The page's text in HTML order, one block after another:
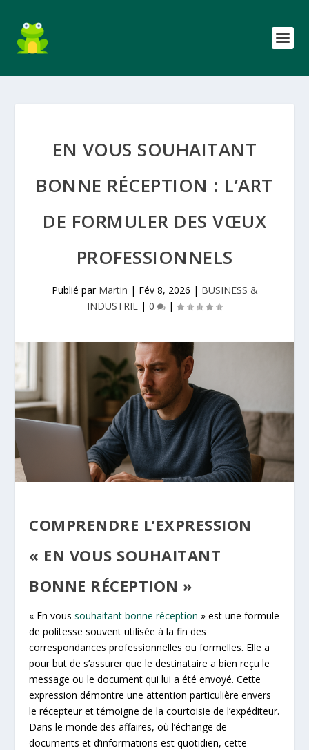
EN VOUS SOUHAITANT
BONNE RÉCEPTION : L’ART
DE FORMULER DES VŒUX
PROFESSIONNELS
Publié par Martin | Fév 8, 2026 | BUSINESS &
INDUSTRIE | 0 |
COMPRENDRE L’EXPRESSION
« EN VOUS SOUHAITANT
BONNE RÉCEPTION »
« En voussouhaitant bonne réception » est une formule
de politesse souvent utilisée à la fin des
correspondances professionnelles ou formelles. Elle a
pour but de s’assurer que le destinataire a bien reçu le
message ou le document qui lui a été envoyé. Cette
expression démontre une attention particulière envers
le récepteur et témoigne de la courtoisie de l’expéditeur.
Dans le monde des affaires, où l’échange de
documents et d’informations est quotidien, cette